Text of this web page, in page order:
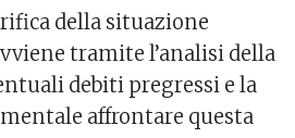
della situazione
tramite l’analisi della
debiti pregressi e la
affrontare questa